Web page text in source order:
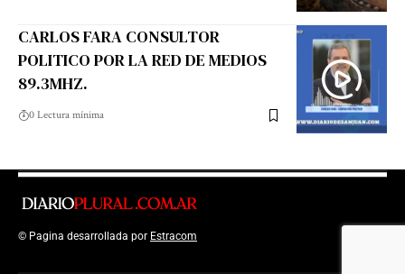
CARLOS FARA CONSULTOR
POLITICO POR LA RED DE MEDIOS
89.3MHZ.
0 Lectura mínima
© Pagina desarrollada por Estracom